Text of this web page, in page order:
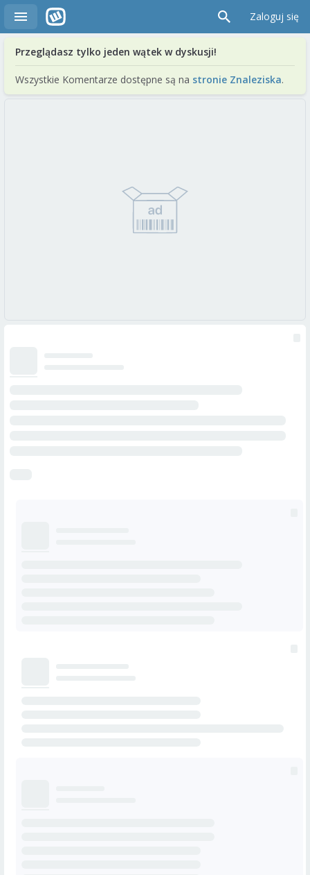
Zaloguj się
Przeglądasz tylko jeden wątek w dyskusji!
Wszystkie Komentarze dostępne są na stronie Znaleziska.